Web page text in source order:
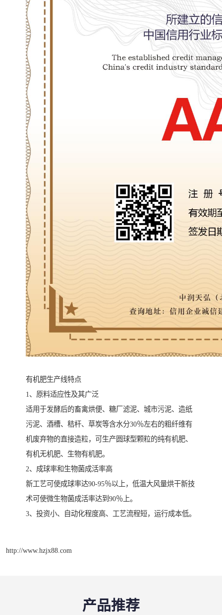
有机肥生产线特点
1、原料适应性及其广泛
适用于发酵后的畜禽烘便、糖厂滤泥、城市污泥、造纸
污泥、酒槽、秸杆、草炭等含水分30％左右的粗纤维有
机废弃物的直接造粒，可生产圆球型颗粒的纯有机肥、
有机无机肥、生物有机肥。
2、成球率和生物菌成活率高
新工艺可使成球率达90-95％以上，低温大风量烘干新技
术可使微生物菌成活率达到90％上。
3、投资小、自动化程度高、工艺流程短，运行成本低。
http://www.hzjx88.com
产品推荐